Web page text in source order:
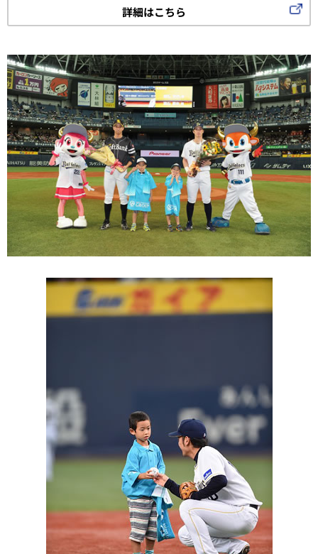
詳細はこちら